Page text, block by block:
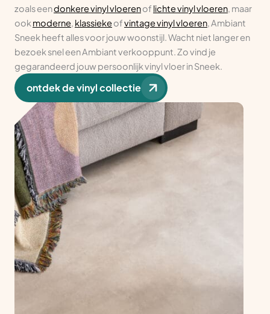
zoals eendonkere vinyl vloerenof lichte vinyl vloeren, maar
ook moderne, klassiekeofvintage vinyl vloeren, Ambiant
Sneek heeft alles voor jouw woonstijl. Wacht niet langer en
bezoek snel een Ambiant verkooppunt. Zo vind je
gegarandeerd jouw persoonlijk vinyl vloer in Sneek.
ontdek de vinyl collectie